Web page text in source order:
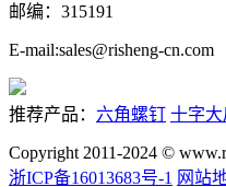
邮编：315191
E-mail:sales@risheng-cn.com
推荐产品： 六角螺钉 十字
Copyright 2011-2024 ©
浙ICP备16013683号-1 网站